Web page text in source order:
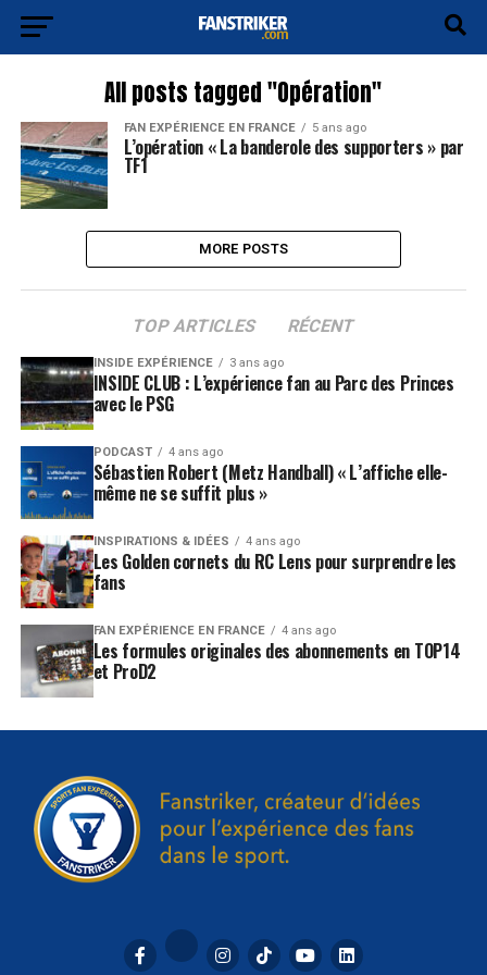
All posts tagged "Opération"
FAN EXPÉRIENCE EN FRANCE 5 ans ago
L’opération « La banderole des supporters » par
TF1
MORE POSTS
TOP ARTICLES RÉCENT
INSIDE EXPÉRIENCE 3 ans ago
INSIDE CLUB : L’expérience fan au Parc des Princes
avec le PSG
PODCAST 4 ans ago
Sébastien Robert (Metz Handball) « L’affiche elle-
même ne se suffit plus »
INSPIRATIONS & IDÉES 4 ans ago
Les Golden cornets du RC Lens pour surprendre les
fans
FAN EXPÉRIENCE EN FRANCE 4 ans ago
Les formules originales des abonnements en TOP14
et ProD2